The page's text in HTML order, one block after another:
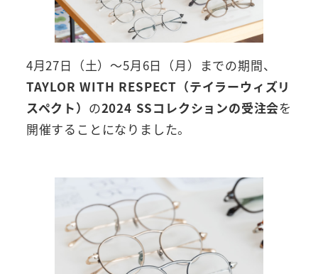
4月27日（土）～5月6日（月）までの期間、
TAYLOR WITH RESPECT（テイラーウィズリ
スペクト） の2024 SSコレクションの受注会を
開催することになりました。